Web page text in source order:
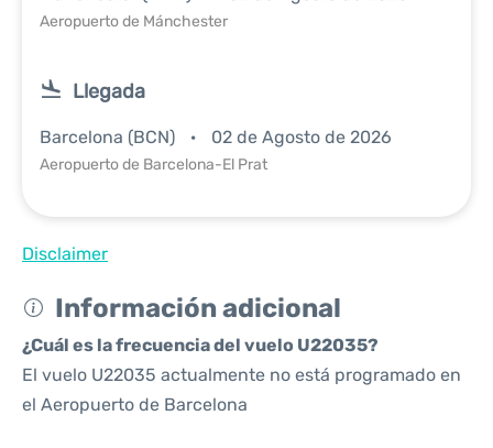
Aeropuerto de Mánchester
Llegada
Barcelona (BCN) 02 de Agosto de 2026
Aeropuerto de Barcelona-El Prat
Disclaimer
Información adicional
¿Cuál es la frecuencia del vuelo U22035?
El vuelo U22035 actualmente no está programado en
el Aeropuerto de Barcelona